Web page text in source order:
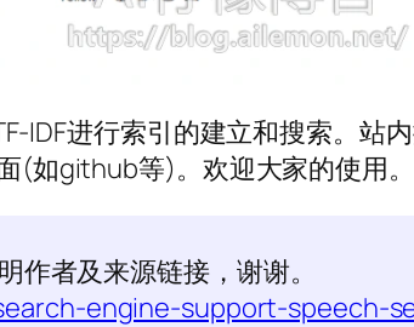
IDF进行索引的建立和搜索。站
如github等)。欢迎大家的使用。
者及来源链接，谢谢。
engine-support-speech-